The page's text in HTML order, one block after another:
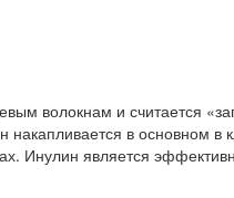
волокнам и считается
накапливается в основном в
Инулин является